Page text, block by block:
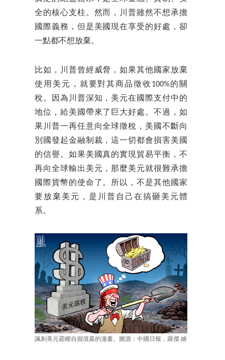
全的核心支柱。然而，川普雖然不想承擔
國際義務，但是美國現在享受的好處，卻
一點都不想放棄。
比如，川普曾經威脅，如果其他國家放棄
使用美元，就要對其商品徵收100%的關
稅。因為川普深知，美元在國際支付中的
地位，給美國帶來了巨大好處。不過，如
果川普一再任意向全球徵稅，美國不斷向
別國發起金融制裁，這一切都會損害美國
的信譽。如果美國真的實現貿易平衡，不
再向全球輸出美元，那麼美元就很難承擔
國際貨幣的使命了。所以，不是其他國家
要放棄美元，是川普自己在搞砸美元體
系。
諷刺美元霸權自掘墳墓的漫畫。圖源：中國日報，羅傑 繪